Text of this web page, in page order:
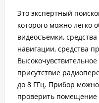
Это экспертный
которого можно легко
видеосъемки,
навигации, средства
присутствие
до 8 ГГц. Прибор
проверить помещение